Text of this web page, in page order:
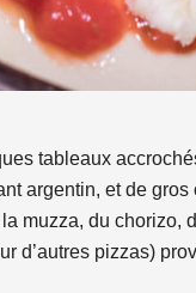
tableaux
argentin, et de
muzza, du
d’autres pizzas)